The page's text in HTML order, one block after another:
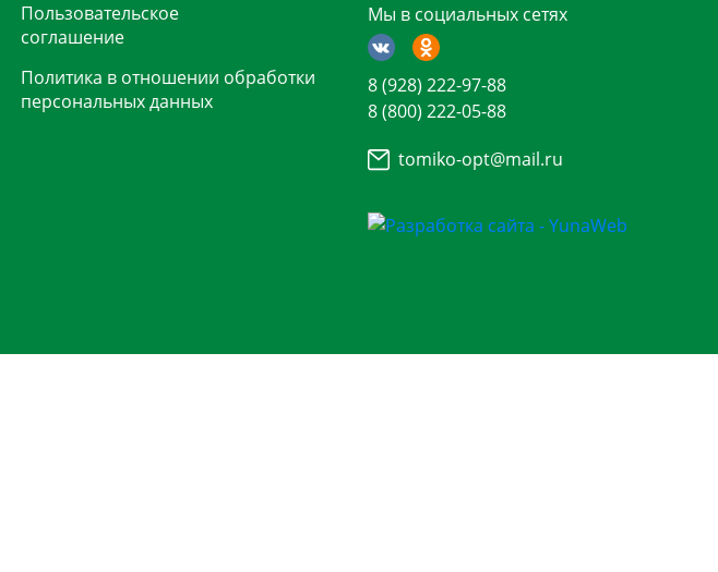
Пользовательское
соглашение
Политика в отношении обработки
персональных данных
Мы в социальных сетях
8 (928) 222-97-88
8 (800) 222-05-88
tomiko-opt@mail.ru